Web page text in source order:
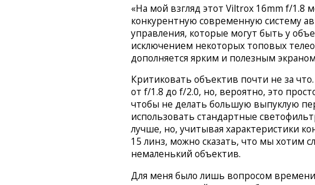
«На мой взгляд этот Viltrox 16mm f/1.8
конкурентную современную систему
управления, которые могут быть у
исключением некоторых топовых
дополняется ярким и полезным
Критиковать объектив почти не за
от f/1.8 до f/2.0, но, вероятно, это
чтобы не делать большую выпуклую
использовать стандартные
лучше, но, учитывая характеристики
15 линз, можно сказать, что мы хотим
немаленький объектив.
Для меня было лишь вопросом